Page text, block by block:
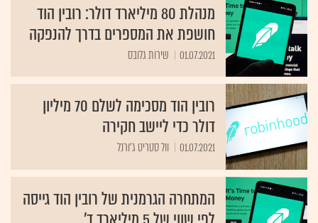
מנהלת 80 מיליארד דולר: רובין הוד
חושפת את המספרים בדרך להנפקה
01.07.2021 שירות גלובס
רובין הוד מסכימה לשלם 70 מיליון
דולר כדי ליישב חקירה
01.07.2021 וול סטריט ג'ורנל
המתחרה הגרמנית של רובין הוד גייסה